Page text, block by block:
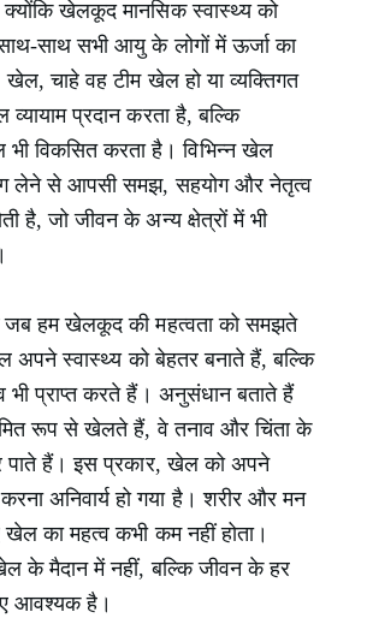
क्योंकि खेलकूद मानसिक स्वास्थ्य को
साथ सभी आयु के लोगों में ऊर्जा का
चाहे वह टीम खेल हो या व्यक्तिगत
प्रदान करता है, बल्कि
भी विकसित करता है। विभिन्न खेल
लेने से आपसी समझ, सहयोग और नेतृत्व
है, जो जीवन के अन्य क्षेत्रों में भी
जब हम खेलकूद की महत्वता को समझते
अपने स्वास्थ्य को बेहतर बनाते हैं, बल्कि
प्राप्त करते हैं। अनुसंधान बताते हैं
रूप से खेलते हैं, वे तनाव और चिंता के
पाते हैं। इस प्रकार, खेल को अपने
अनिवार्य हो गया है। शरीर और मन
का महत्व कभी कम नहीं होता।
मैदान में नहीं, बल्कि जीवन के हर
आवश्यक है।